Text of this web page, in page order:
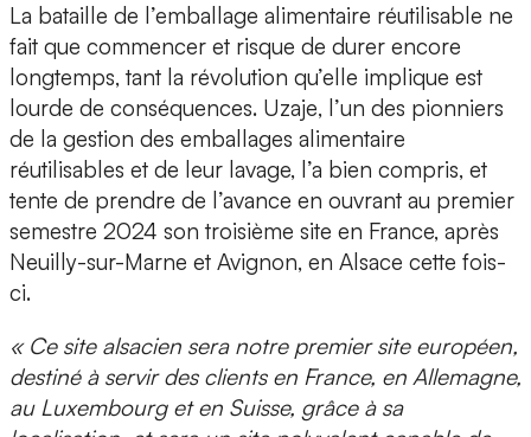
La bataille de l’emballage alimentaire réutilisable ne
fait que commencer et risque de durer encore
longtemps, tant la révolution qu’elle implique est
lourde de conséquences. Uzaje, l’un des pionniers
de la gestion des emballages alimentaire
réutilisables et de leur lavage, l’a bien compris, et
tente de prendre de l’avance en ouvrant au premier
semestre 2024 son troisième site en France, après
Neuilly-sur-Marne et Avignon, en Alsace cette fois-
ci.
« Ce site alsacien sera notre premier site européen,
destiné à servir des clients en France, en Allemagne,
au Luxembourg et en Suisse, grâce à sa